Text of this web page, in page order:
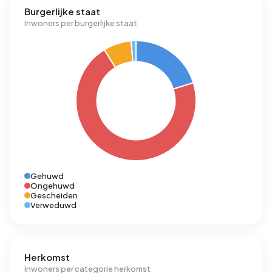
Burgerlijke staat
Inwoners per burgerlijke staat
Gehuwd
Ongehuwd
Gescheiden
Verweduwd
Herkomst
Inwoners per categorie herkomst